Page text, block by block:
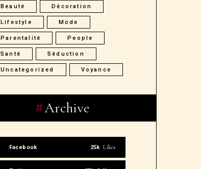
Beauté Décoration
Lifestyle Mode
Parentalité People
Santé Séduction
Uncategorized Voyance
Archive
Facebook 25k Likes